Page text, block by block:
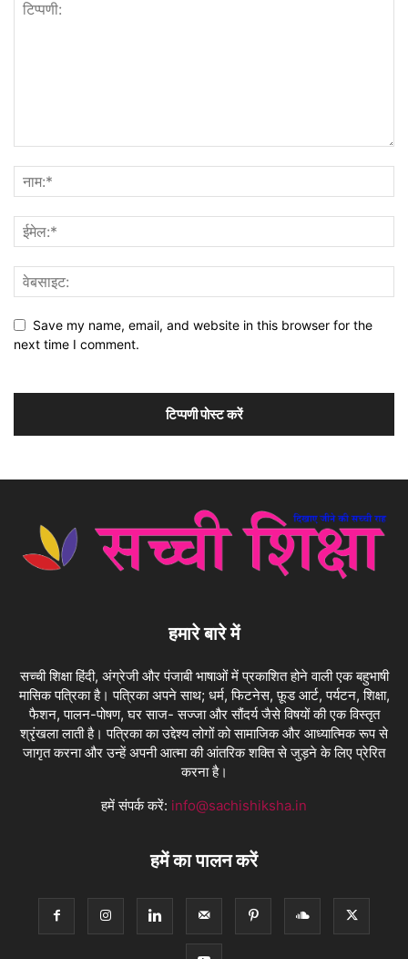
Save my name, email, and website in this browser for the
next time I comment.
हमारे बारे में
सच्ची शिक्षा हिंदी, अंग्रेजी और पंजाबी भाषाओं में प्रकाशित होने वाली एक बहुभाषी
मासिक पत्रिका है। पत्रिका अपने साथ; धर्म, फिटनेस, फ़ूड आर्ट, पर्यटन, शिक्षा,
फैशन, पालन-पोषण, घर साज- सज्जा और सौंदर्य जैसे विषयों की एक विस्तृत
श्रृंखला लाती है। पत्रिका का उद्देश्य लोगों को सामाजिक और आध्यात्मिक रूप से
जागृत करना और उन्हें अपनी आत्मा की आंतरिक शक्ति से जुड़ने के लिए प्रेरित
करना है।
हमें संपर्क करें: info@sachishiksha.in
हमें का पालन करें